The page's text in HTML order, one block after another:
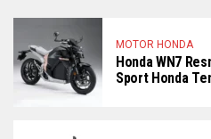
MOTOR HONDA
Honda WN7
Sport Honda